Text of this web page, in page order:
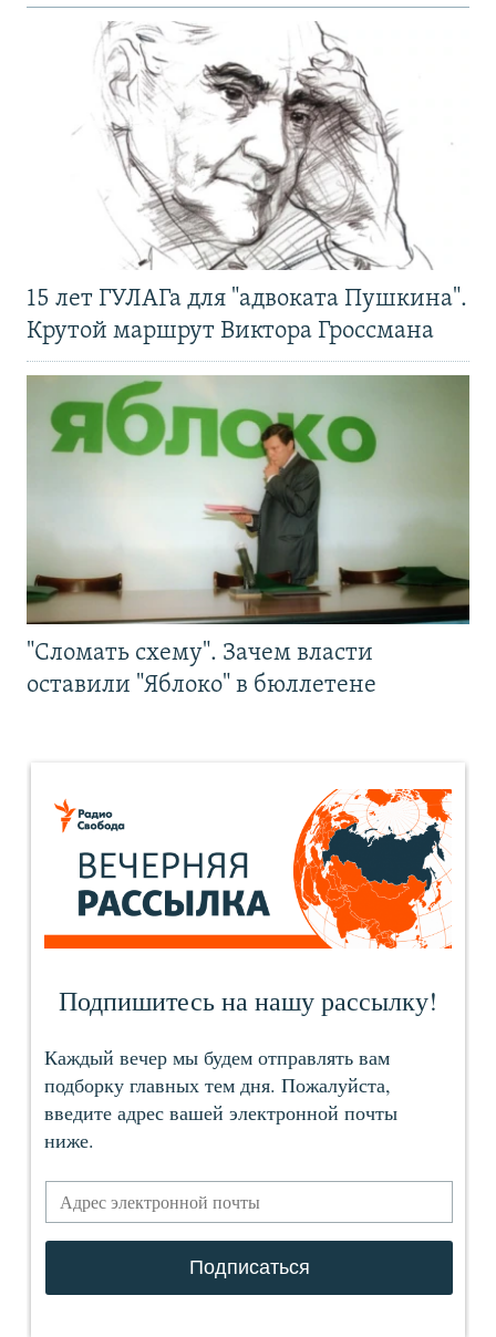
15 лет ГУЛАГа для "адвоката Пушкина".
Крутой маршрут Виктора Гроссмана
"Сломать схему". Зачем власти
оставили "Яблоко" в бюллетене